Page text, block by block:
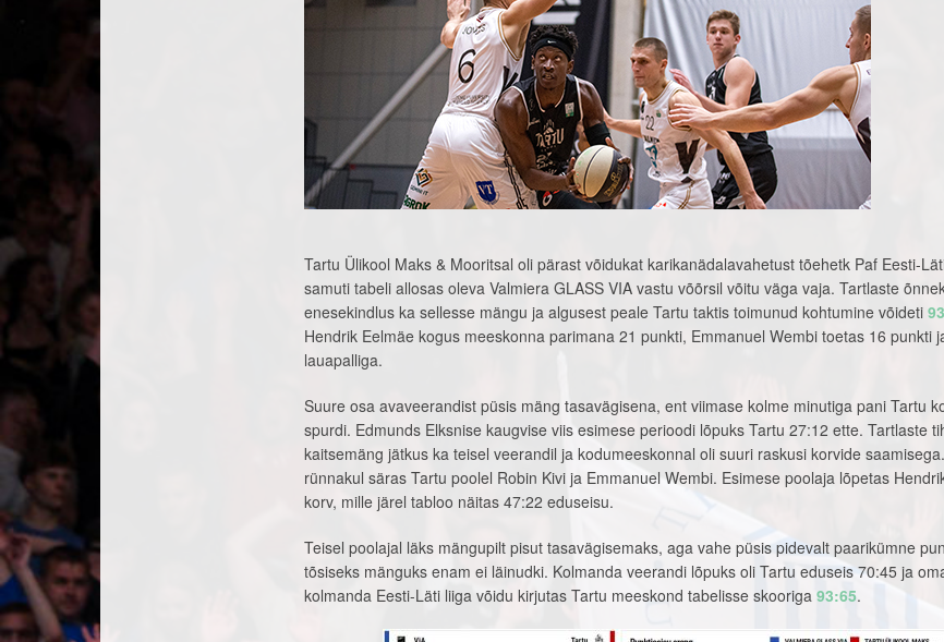
Tartu Ülikool Maks & Mooritsal oli pärast võidukat karikanädalavahetust tõehetk Paf Eesti-
samuti tabeli allosas oleva Valmiera GLASS VIA vastu võõrsil võitu väga vaja. Tartlaste
enesekindlus ka sellesse mängu ja algusest peale Tartu taktis toimunud kohtumine võideti
Hendrik Eelmäe kogus meeskonna parimana 21 punkti, Emmanuel Wembi toetas 16 punkti
lauapalliga.
Suure osa avaveerandist püsis mäng tasavägisena, ent viimase kolme minutiga pani Tartu
spurdi. Edmunds Elksnise kaugvise viis esimese perioodi lõpuks Tartu 27:12 ette. Tartlaste
kaitsemäng jätkus ka teisel veerandil ja kodumeeskonnal oli suuri raskusi korvide
rünnakul säras Tartu poolel Robin Kivi ja Emmanuel Wembi. Esimese poolaja lõpetas
korv, mille järel tabloo näitas 47:22 eduseisu.
Teisel poolajal läks mängupilt pisut tasavägisemaks, aga vahe püsis pidevalt paarikümne
tõsiseks mänguks enam ei läinudki. Kolmanda veerandi lõpuks oli Tartu eduseis 70:45 ja
kolmanda Eesti-Läti liiga võidu kirjutas Tartu meeskond tabelisse skooriga 93:65.